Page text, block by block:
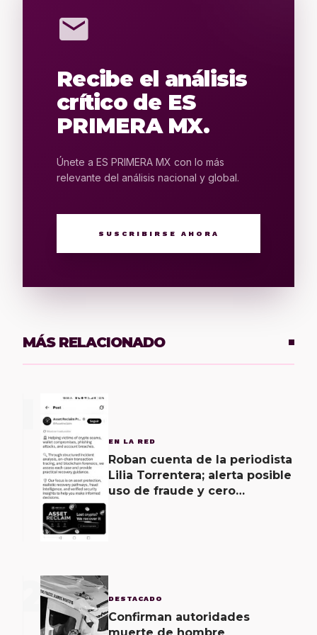
mail
Recibe el análisis
crítico de ES
PRIMERA MX.
Únete a ES PRIMERA MX con lo más
relevante del análisis nacional y global.
SUSCRIBIRSE AHORA
MÁS RELACIONADO
EN LA RED
Roban cuenta de la periodista
Lilia Torrentera; alerta posible
uso de fraude y cero
2 DESTACADO
Confirman autoridades